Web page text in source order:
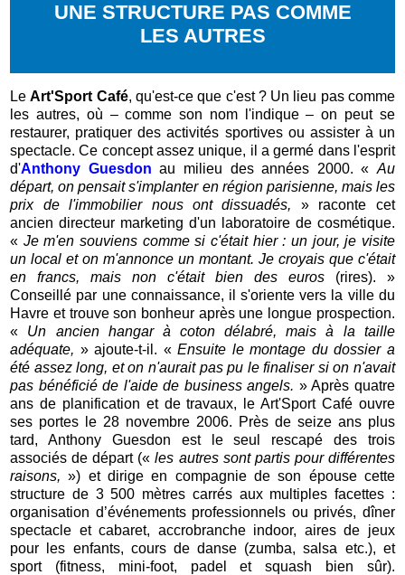
UNE STRUCTURE PAS COMME
LES AUTRES
LeArt'Sport Café, qu'est-ce que c'est ? Un lieu pas comme
les autres, où – comme son nom l'indique – on peut se
restaurer, pratiquer des activités sportives ou assister à un
spectacle. Ce concept assez unique, il a germé dans l'esprit
d'Anthony Guesdon au milieu des années 2000. « Au
départ, on pensait s'implanter en région parisienne, mais les
prix de l'immobilier nous ont dissuadés, » raconte cet
ancien directeur marketing d'un laboratoire de cosmétique.
« Je m'en souviens comme si c'était hier : un jour, je visite
un local et on m'annonce un montant. Je croyais que c'était
en francs, mais non c'était bien des euros (rires). »
Conseillé par une connaissance, il s'oriente vers la ville du
Havre et trouve son bonheur après une longue prospection.
« Un ancien hangar à coton délabré, mais à la taille
adéquate, » ajoute-t-il. «Ensuite le montage du dossier a
été assez long, et on n'aurait pas pu le finaliser si on n'avait
pas bénéficié de l'aide de business angels. » Après quatre
ans de planification et de travaux, le Art'Sport Café ouvre
ses portes le 28 novembre 2006. Près de seize ans plus
tard, Anthony Guesdon est le seul rescapé des trois
associés de départ («les autres sont partis pour différentes
raisons, ») et dirige en compagnie de son épouse cette
structure de 3 500 mètres carrés aux multiples facettes :
organisation d’événements professionnels ou privés, dîner
spectacle et cabaret, accrobranche indoor, aires de jeux
pour les enfants, cours de danse (zumba, salsa etc.), et
sport (fitness, mini-foot, padel et squash bien sûr).